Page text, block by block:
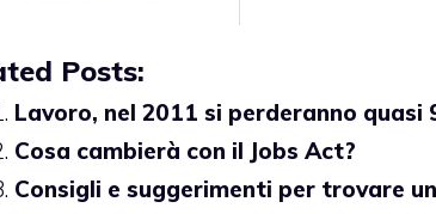
Posts:
Lavoro, nel 2011 si perderanno quasi
Cosa cambierà con il Jobs Act?
Consigli e suggerimenti per trovare